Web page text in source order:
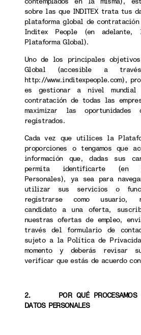
sobre las que INDITEX trata tus
plataforma global de
Inditex People (en adelante,
Plataforma Global).
Uno de los principales
Global (accesible a
http://www.inditexpeople.com),
es gestionar a nivel mundial
contratación de todas las
maximizar las
registrados.
Cada vez que utilices la
proporciones o tengamos que
información que, dadas sus
permita identificarte (en
Personales), ya sea para
utilizar sus servicios o
registrarse como usuario,
candidato a una oferta,
nuestras ofertas de empleo,
través del formulario de
sujeto a la Política de
momento y deberás revisar
verificar que estás de acuerdo
2. POR QUÉ PROCESAMOS Y
DATOS PERSONALES